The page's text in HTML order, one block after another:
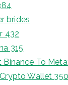
brides
432
315
Binance To
Wallet 350